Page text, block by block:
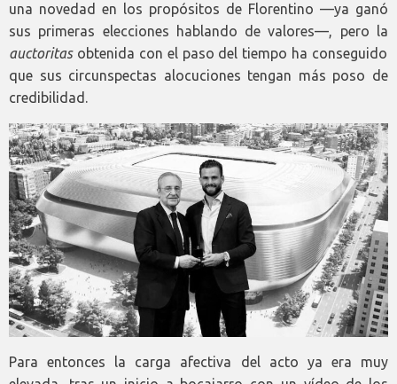
una novedad en los propósitos de Florentino —ya ganó
sus primeras elecciones hablando de valores—, pero la
auctoritasobtenida con el paso del tiempo ha conseguido
que sus circunspectas alocuciones tengan más poso de
credibilidad.
Para entonces la carga afectiva del acto ya era muy